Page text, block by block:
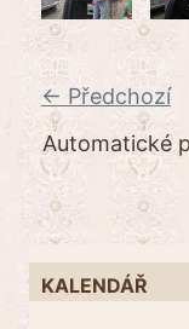
← Předchozí
Automatické
KALENDÁŘ